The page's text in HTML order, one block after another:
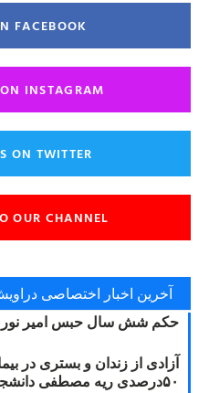
FACEBOOK
INSTAGRAM
ON TWITTER
OUR CHANNEL
آخرین اخبار اختصاصی
حکم شش سال حبس امیر
آزادی از زندان و بستری در
۵۰درصدی ریه مصطفی دانشجو